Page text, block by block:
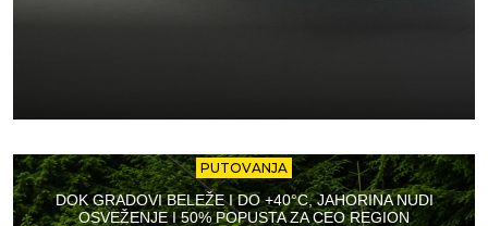
PUTOVANJA
DOK GRADOVI BELEŽE I DO +40°C, JAHORINA NUDI
OSVEŽENJE I 50% POPUSTA ZA CEO REGION